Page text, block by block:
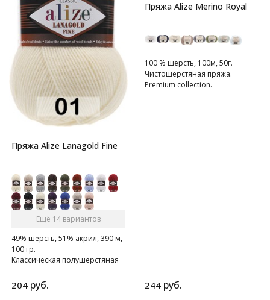
Пряжа Alize Lanagold Fine
Ещё 14 вариантов
49% шерсть, 51% акрил, 390 м,
100 гр.
Классическая полушерстяная
204 руб.
Пряжа Alize Merino Royal
100 % шерсть, 100м, 50г.
Чистошерстяная пряжа.
Premium collection.
244 руб.